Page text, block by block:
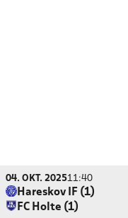
04. OKT. 202511:40
Hareskov IF (1)
FC Holte (1)